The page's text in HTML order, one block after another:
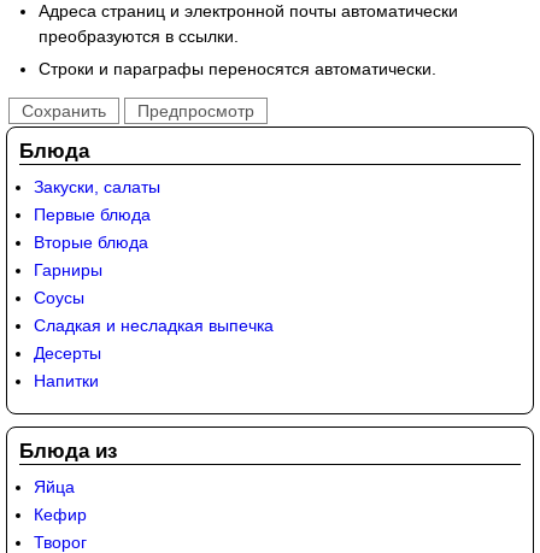
Адреса страниц и электронной почты автоматически
преобразуются в ссылки.
Строки и параграфы переносятся автоматически.
Блюда
Закуски, салаты
Первые блюда
Вторые блюда
Гарниры
Соусы
Сладкая и несладкая выпечка
Десерты
Напитки
Блюда из
Яйца
Кефир
Творог